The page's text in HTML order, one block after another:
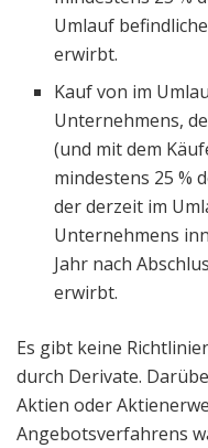
Umlauf
erwirbt.
Kauf von im
Unternehmens,
(und mit dem
mindestens 25 %
der derzeit im
Unternehmens
Jahr nach
erwirbt.
Es gibt keine
durch Derivate.
Aktien oder
Angebotsverfahrens